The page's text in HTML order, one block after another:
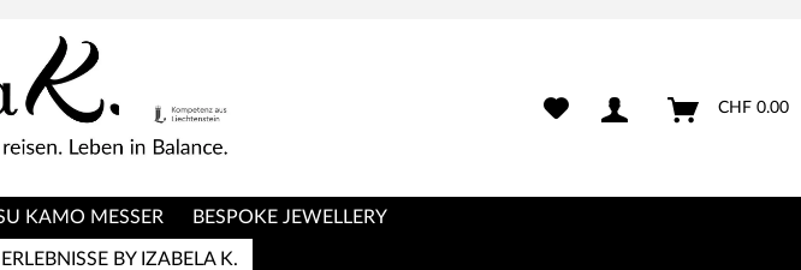
CHF 0.00
KAMO MESSER BESPOKE JEWELLERY
BY IZABELA K.